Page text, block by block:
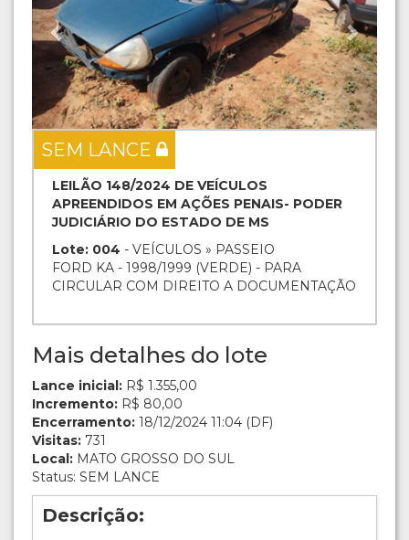
SEM LANCE
LEILÃO 148/2024 DE VEÍCULOS
APREENDIDOS EM AÇÕES PENAIS- PODER
JUDICIÁRIO DO ESTADO DE MS
Lote: 004 - VEÍCULOS » PASSEIO
FORD KA - 1998/1999 (VERDE) - PARA
CIRCULAR COM DIREITO A DOCUMENTAÇÃO
Mais detalhes do lote
Lance inicial: R$ 1.355,00
Incremento: R$ 80,00
Encerramento: 18/12/2024 11:04 (DF)
Visitas: 731
Local: MATO GROSSO DO SUL
Status: SEM LANCE
Descrição: